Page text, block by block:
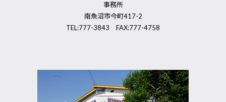
事務所
南魚沼市今町417-2
TEL:777-3843 FAX:777-4758